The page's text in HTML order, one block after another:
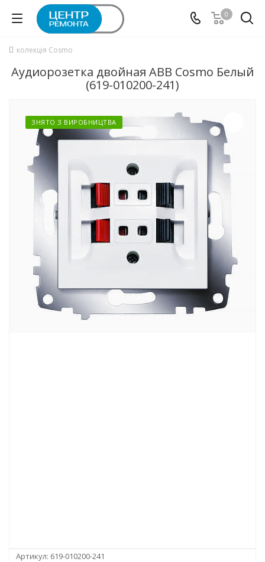
0
колекція Cosmo
Аудиорозетка двойная ABB Cosmo Белый
(619-010200-241)
ЗНЯТО З ВИРОБНИЦТВА
Артикул: 619-010200-241